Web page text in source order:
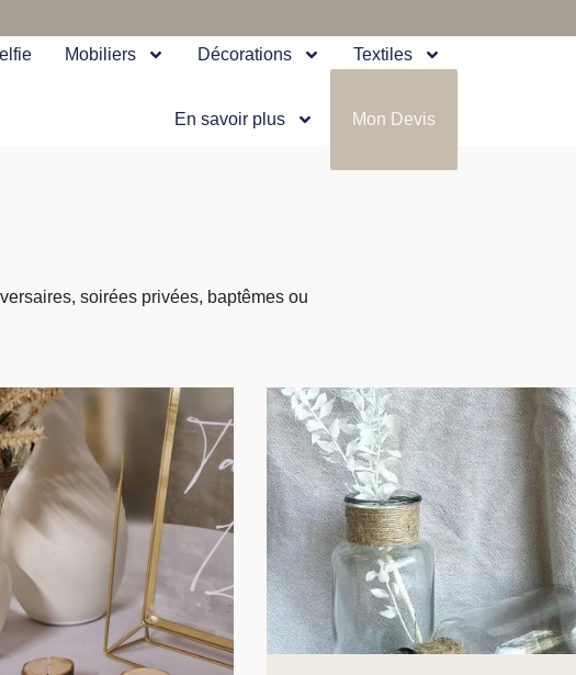
Mobiliers Décorations Textiles
En savoir plus Mon Devis
soirées privées, baptêmes ou